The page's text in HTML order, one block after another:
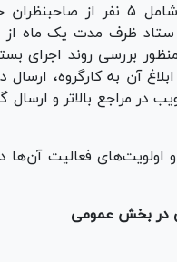
مصوبه، تعیین اعضای هسته اندیشه ورزی
ستاد ظرف مدت یک ماه
بررسی روند اجرای
آن به کارگروه،
مراجع بالاتر و ارسال
و محور‌ها و اولویت‌های فعالیت
در بخش عمومی